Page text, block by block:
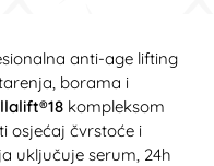
anti-age lifting
borama i
kompleksom
osjećaj čvrstoće i
uključuje serum, 24h